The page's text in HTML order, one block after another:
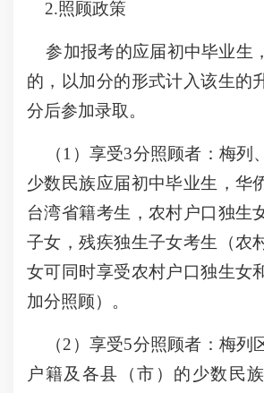
2.照顾政策
参加报考的应届初中毕业生
的，以加分的形式计入该生的
分后参加录取。
（1）享受3分照顾者：梅列
少数民族应届初中毕业生，华
台湾省籍考生，农村户口独生
子女，残疾独生子女考生（农
女可同时享受农村户口独生女
加分照顾）。
（2）享受5分照顾者：梅列
户籍及各县（市）的少数民